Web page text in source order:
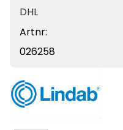
DHL
Artnr:
026258